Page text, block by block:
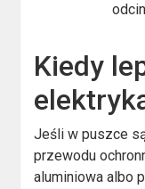
Kiedy
Jeśli w puszce
przewodu
aluminiowa albo